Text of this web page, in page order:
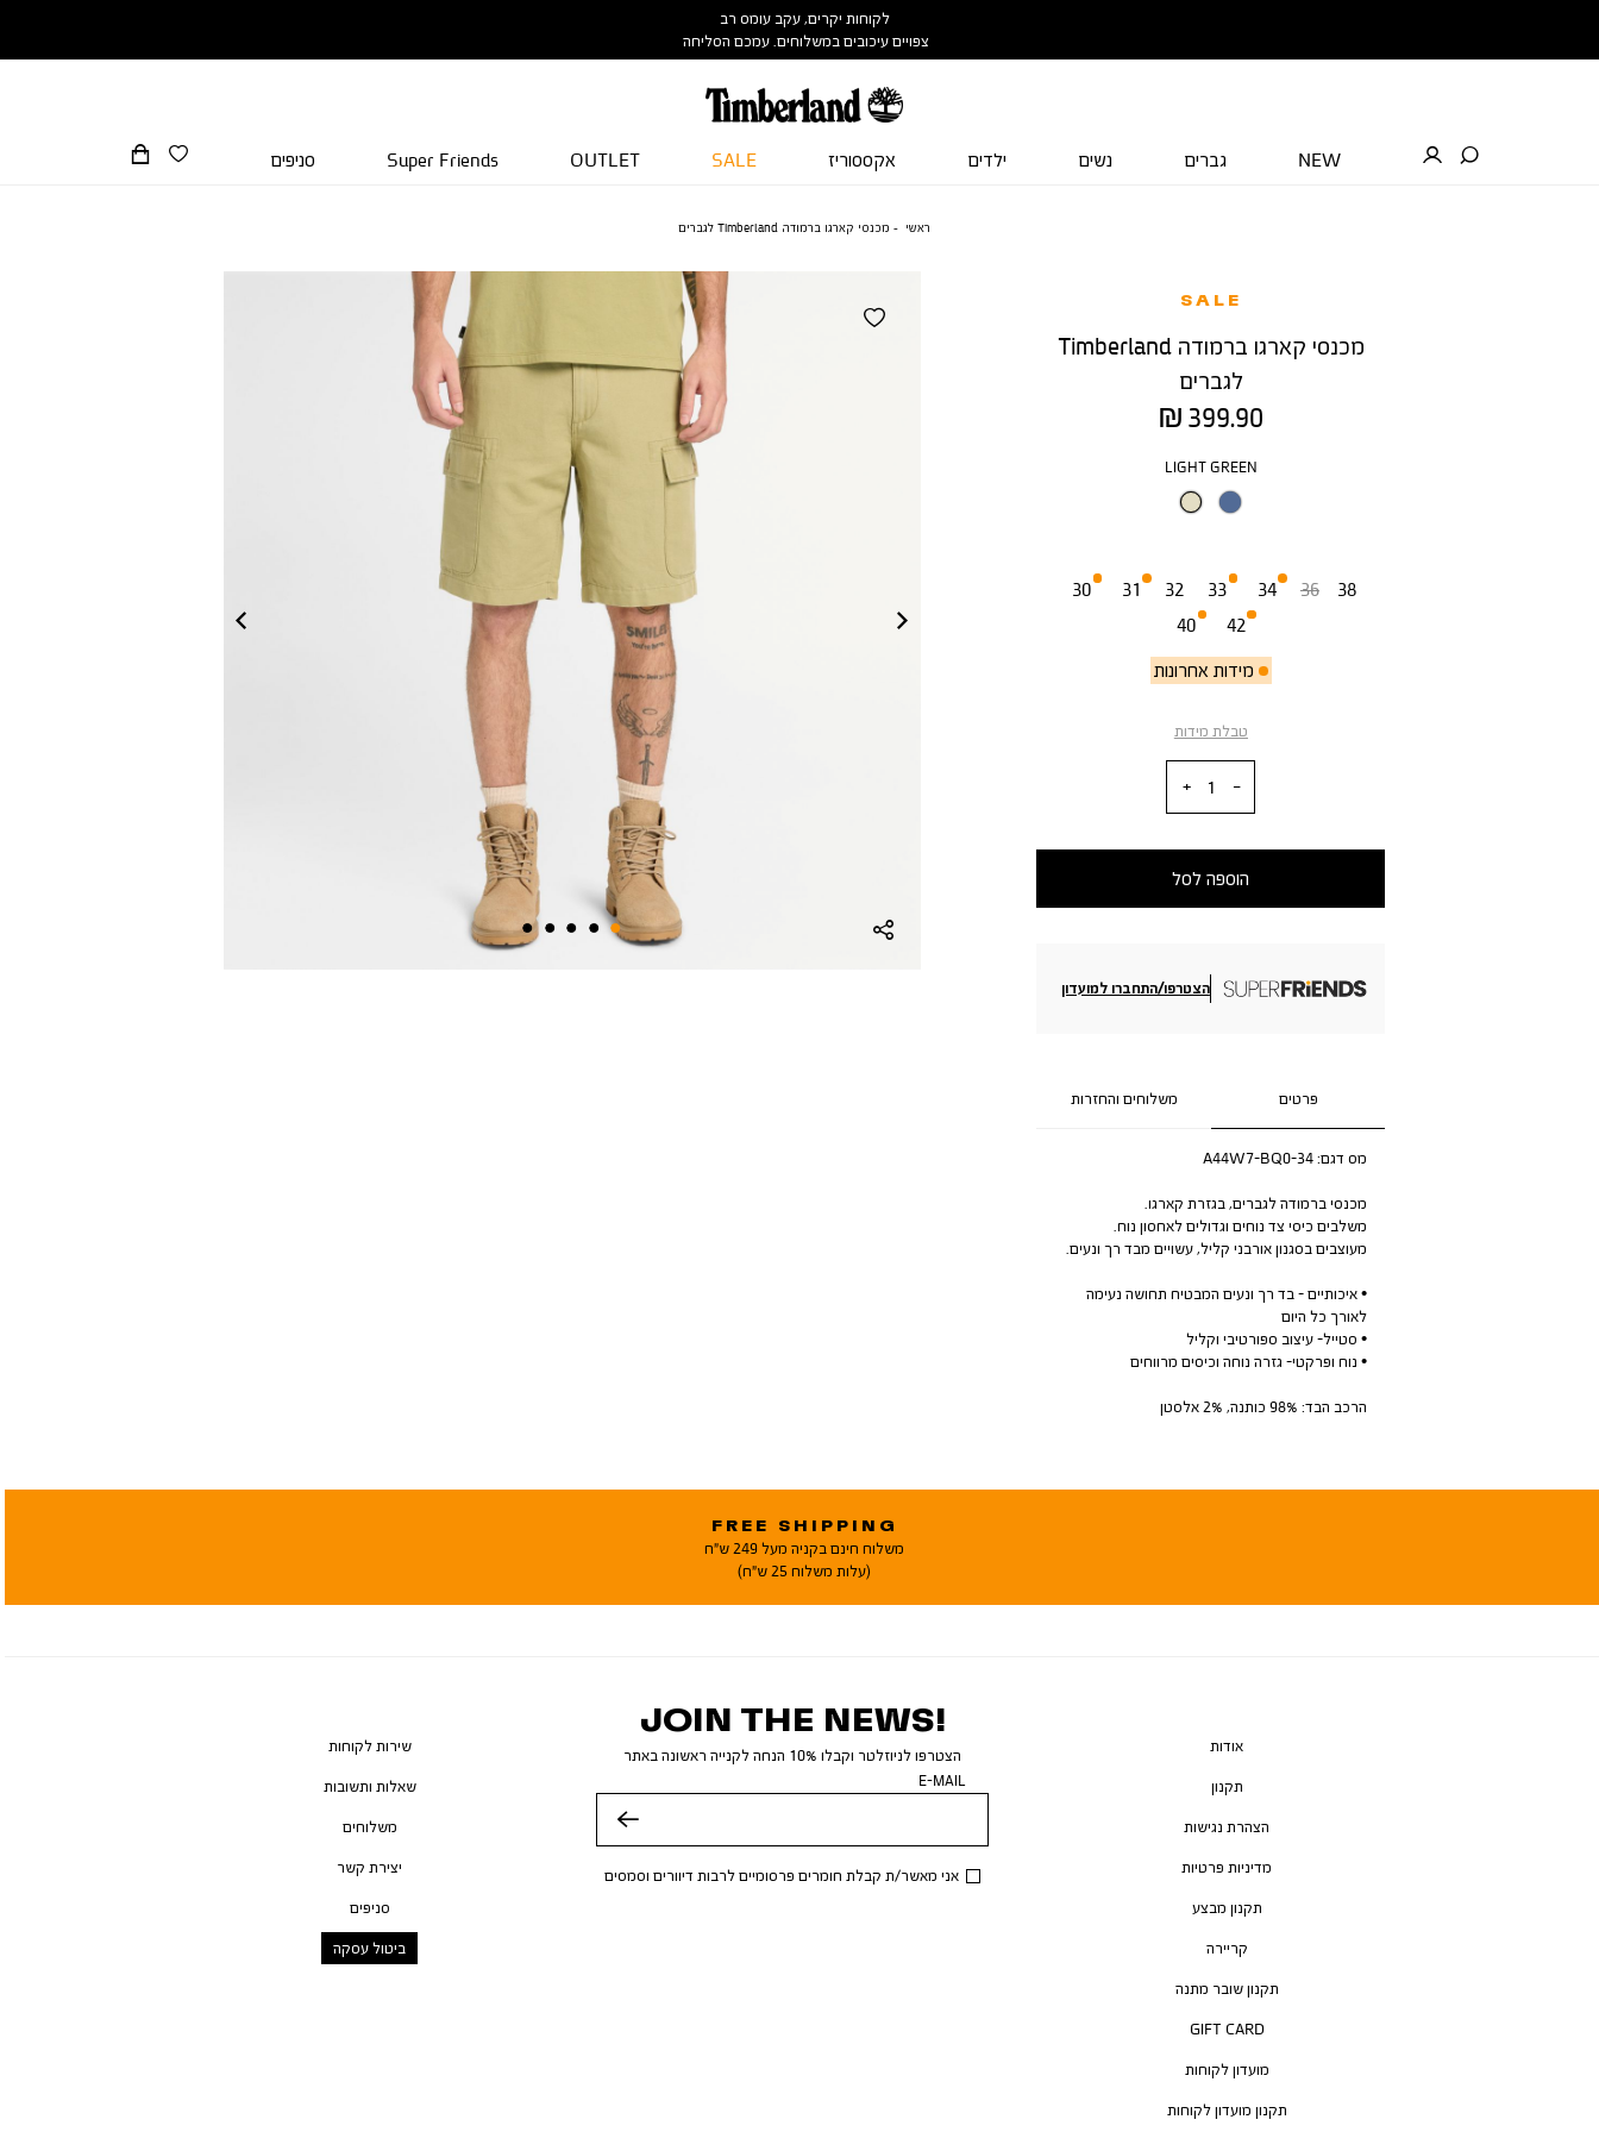
לקוחות יקרים, עקב עומס רב
צפויים עיכובים במשלוחים. עמכם הסליחה
NEW גברים נשים ילדים אקססוריז SALE
OUTLET
Super Friends סניפים
ראשי מכנסי קארגו ברמודה Timberland לגברים
SALE
מכנסי קארגו ברמודה Timberland
לגברים
מחיר
מוצר
399.90 ₪
צבע
LIGHT GREEN
30
מידות אחרונות
31 32 33 34 36
38
40
42
טבלת מידות
הוספה לסל
הצטרפו/התחברו למועדון
פרטים משלוחים והחזרות
מס דגם:A44W7-BQ0-34
מכנסי ברמודה לגברים, בגזרת קארגו.
משלבים כיסי צד נוחים וגדולים לאחסון נוח.
מעוצבים בסגנון אורבני קליל, עשויים מבד רך ונעים.
• איכותיים - בד רך ונעים המבטיח תחושה נעימה
לאורך כל היום
• סטייל- עיצוב ספורטיבי וקליל
• נוח ופרקטי- גזרה נוחה וכיסים מרווחים
הרכב הבד: 98% כותנה, 2% אלסטן
FREE SHIPPING
משלוח חינם בקניה מעל 249 ש"ח
(עלות משלוח 25 ש"ח)
JOIN THE NEWS!
הצטרפו לניוזלטר וקבלו 10% הנחה לקנייה ראשונה באתר
E-MAIL
אני מאשר/ת קבלת חומרים פרסומיים לרבות דיוורים וסמסים
אודות
תקנון
הצהרת נגישות
מדיניות פרטיות
תקנון מבצע
קריירה
תקנון שובר מתנה
GIFT CARD
מועדון לקוחות
תקנון מועדון לקוחות
שירות לקוחות
שאלות ותשובות
משלוחים
יצירת קשר
סניפים
ביטול עסקה